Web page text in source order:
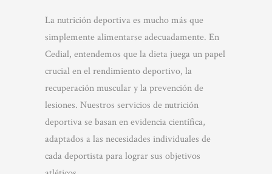
La nutrición deportiva es mucho más que
simplemente alimentarse adecuadamente. En
Cedial, entendemos que la dieta juega un papel
crucial en el rendimiento deportivo, la
recuperación muscular y la prevención de
lesiones. Nuestros servicios de nutrición
deportiva se basan en evidencia científica,
adaptados a las necesidades individuales de
cada deportista para lograr sus objetivos